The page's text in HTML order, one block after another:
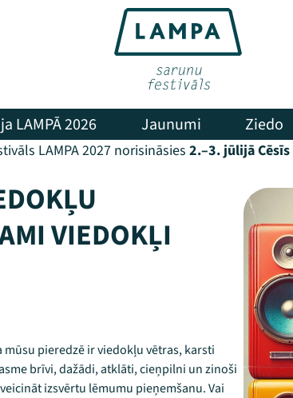
LAMPĀ 2026 Jaunumi Ziedo
LAMPA 2027 norisināsies 2.–3. jūlijā Cēsīs
VIEDOKĻI
pieredzē ir viedokļu vētras, karsti
brīvi, dažādi, atklāti, cieņpilni un zinoši
izsvērtu lēmumu pieņemšanu. Vai